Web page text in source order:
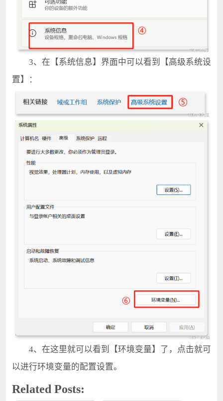
3、在【系统信息】界面中可以看到【高级系统设
置】：
4、在这里就可以看到【环境变量】了，点击就可
以进行环境变量的配置设置。
Related Posts: